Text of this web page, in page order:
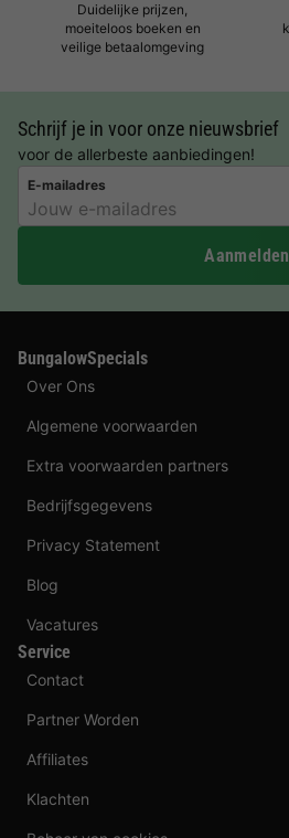
Duidelijke prijzen,
moeiteloos boeken en
veilige betaalomgeving
Schrijf je in voor onze nieuwsbrief
voor de allerbeste aanbiedingen!
E-mailadres
Aanmelden
BungalowSpecials
Over Ons
Algemene voorwaarden
Extra voorwaarden partners
Bedrijfsgegevens
Privacy Statement
Blog
Vacatures
Service
Contact
Partner Worden
Affiliates
Klachten